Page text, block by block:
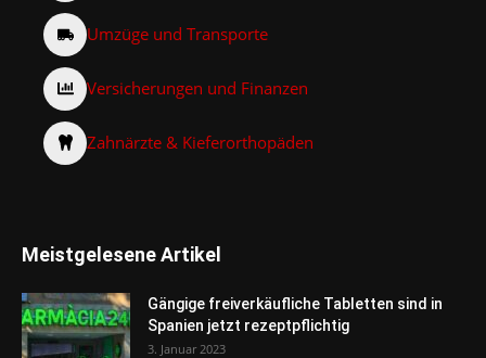
Umzüge und Transporte
Versicherungen und Finanzen
Zahnärzte & Kieferorthopäden
Meistgelesene Artikel
Gängige freiverkäufliche Tabletten sind in
Spanien jetzt rezeptpflichtig
3. Januar 2023